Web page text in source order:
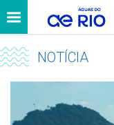
NOTÍCIA